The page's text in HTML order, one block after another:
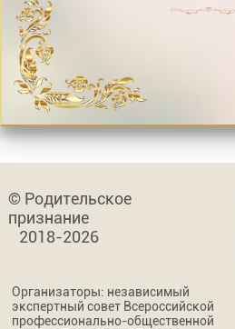
© Родительское
признание
2018-2026
Организаторы: независимый
экспертный совет Всероссийской
профессионально-общественной